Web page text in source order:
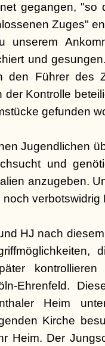
gegangen, "so
Zuges"
unserem
und
den Führer des
Kontrolle
gefunden
Jugendlichen
und
anzugeben.
verbotswidrig
HJ nach
Ehrenfeld.
Heim
Kirche
Heim. Der